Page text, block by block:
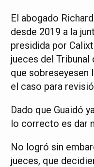
El abogado
desde 2019 a la
presidida por
jueces del
que sobreseyesen
el caso para
Dado que Guaidó
lo correcto es dar
No logró sin
jueces, que